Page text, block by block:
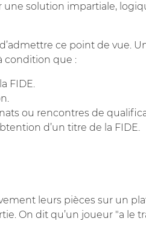
une solution impartiale,
ce point de vue.
condition que :
FIDE.
ou rencontres de
d’un titre de la FIDE.
leurs pièces sur un
On dit qu’un joueur "a le